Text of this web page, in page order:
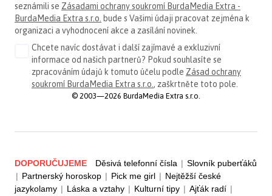
seznámili se Zásadami ochrany soukromí BurdaMedia Extra -
BurdaMedia Extra s.r.o. bude s Vašimi údaji pracovat zejména k
organizaci a vyhodnocení akce a zasílání novinek.
Chcete navíc dostávat i další zajímavé a exkluzivní
informace od našich partnerů? Pokud souhlasíte se
zpracováním údajů k tomuto účelu podle Zásad ochrany
soukromí BurdaMedia Extra s.r.o. , zaškrtněte toto pole.
© 2003—2026 BurdaMedia Extra s.r.o.
DOPORUČUJEME Děsivá telefonní čísla | Slovník puberťáků
| Partnerský horoskop | Pick me girl | Nejtěžší české
jazykolamy | Láska a vztahy | Kulturní tipy | Ajťák radí |